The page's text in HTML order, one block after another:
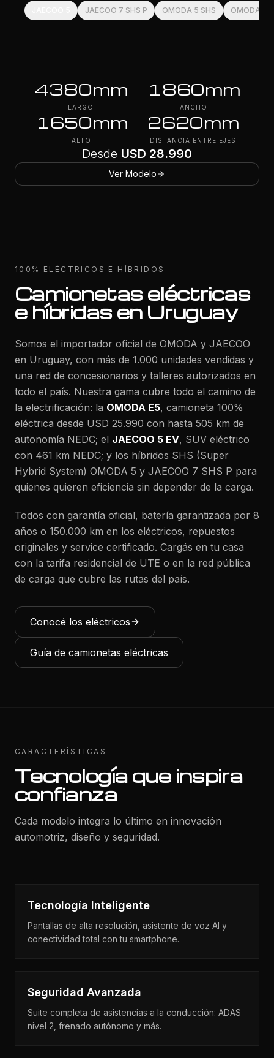
JAECOO 7 SHS P OMODA 5 SHS OMODA E5
5
4380mm
LARGO
1860mm
ANCHO
1650mm
ALTO
2620mm
DISTANCIA ENTRE EJES
Desde USD 28.990
Ver Modelo
100% ELÉCTRICOS E HÍBRIDOS
Camionetas eléctricas
e híbridas en Uruguay
Somos el importador oficial de OMODA y JAECOO
en Uruguay, con más de 1.000 unidades vendidas y
una red de concesionarios y talleres autorizados en
todo el país. Nuestra gama cubre todo el camino de
la electrificación: la OMODA E5, camioneta 100%
eléctrica desde USD 25.990 con hasta 505 km de
autonomía NEDC; el JAECOO 5 EV, SUV eléctrico
con 461 km NEDC; y los híbridos SHS (Super
Hybrid System) OMODA 5 y JAECOO 7 SHS P para
quienes quieren eficiencia sin depender de la carga.
Todos con garantía oficial, batería garantizada por 8
años o 150.000 km en los eléctricos, repuestos
originales y service certificado. Cargás en tu casa
con la tarifa residencial de UTE o en la red pública
de carga que cubre las rutas del país.
Conocé los eléctricos
Guía de camionetas eléctricas
CARACTERÍSTICAS
Tecnología que inspira
confianza
Cada modelo integra lo último en innovación
automotriz, diseño y seguridad.
Tecnología Inteligente
Pantallas de alta resolución, asistente de voz AI y
conectividad total con tu smartphone.
Seguridad Avanzada
Suite completa de asistencias a la conducción: ADAS
nivel 2, frenado autónomo y más.